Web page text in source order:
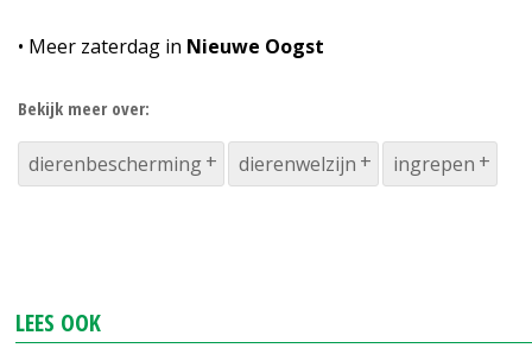
• Meer zaterdag in Nieuwe Oogst
Bekijk meer over:
dierenbescherming dierenwelzijn ingrepen
LEES OOK